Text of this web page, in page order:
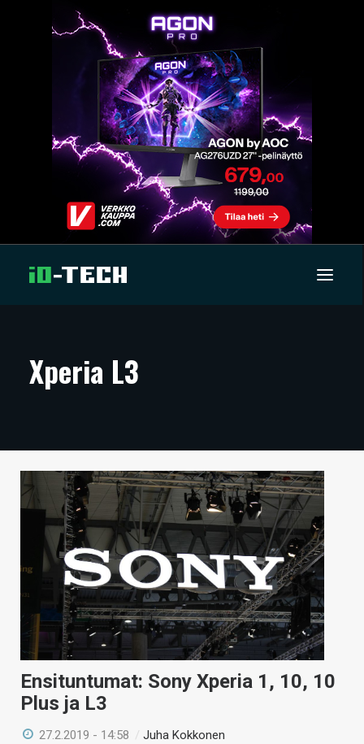
ARTIKKELIT
TECHBBS
TIETOA
HINTA.FI
KAUPPA
VAIHDA TEEMA
HAKU
Xperia L3
Ensituntumat: Sony Xperia 1, 10, 10
Plus ja L3
27.2.2019 - 14:58 /Juha Kokkonen